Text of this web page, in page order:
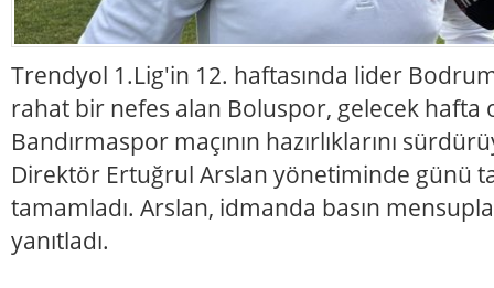
Trendyol 1.Lig'in 12. haftasında lider
rahat bir nefes alan Boluspor, gelecek hafta
Bandırmaspor maçının hazırlıklarını
Direktör Ertuğrul Arslan yönetiminde günü
tamamladı. Arslan, idmanda basın
yanıtladı.